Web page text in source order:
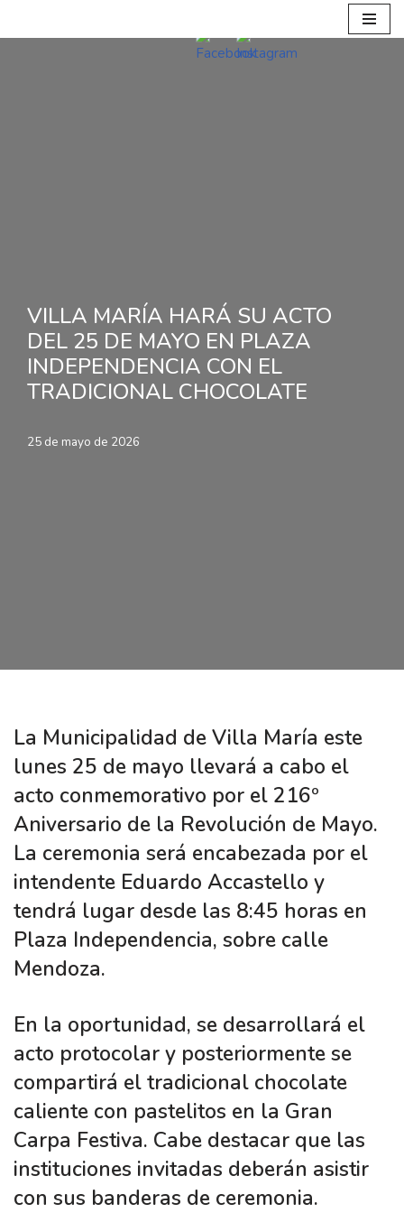
VILLA MARÍA HARÁ SU ACTO
DEL 25 DE MAYO EN PLAZA
INDEPENDENCIA CON EL
TRADICIONAL CHOCOLATE
25 de mayo de 2026
La Municipalidad de Villa María este
lunes 25 de mayo llevará a cabo el
acto conmemorativo por el 216º
Aniversario de la Revolución de Mayo.
La ceremonia será encabezada por el
intendente Eduardo Accastello y
tendrá lugar desde las 8:45 horas en
Plaza Independencia, sobre calle
Mendoza.
En la oportunidad, se desarrollará el
acto protocolar y posteriormente se
compartirá el tradicional chocolate
caliente con pastelitos en la Gran
Carpa Festiva. Cabe destacar que las
instituciones invitadas deberán asistir
con sus banderas de ceremonia.